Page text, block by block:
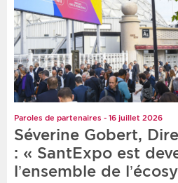
Paroles de partenaires - 16 juillet 2026
Séverine Gobert,
: « SantExpo est
l’ensemble de